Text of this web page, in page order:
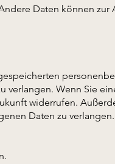
Daten können zur
verlangen. Wenn Sie
widerrufen.
Daten zu